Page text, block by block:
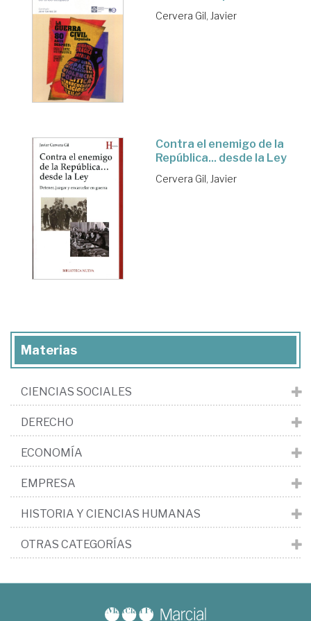
Cervera Gil, Javier
Contra el enemigo de la
República... desde la Ley
Cervera Gil, Javier
Materias
CIENCIAS SOCIALES
DERECHO
ECONOMÍA
EMPRESA
HISTORIA Y CIENCIAS HUMANAS
OTRAS CATEGORÍAS